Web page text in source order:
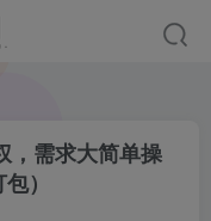
，需求大简单操
）